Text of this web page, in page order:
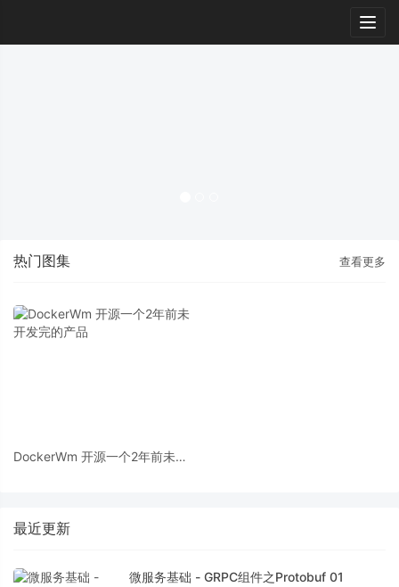
热门图集 查看更多
DockerWm 开源一个2年前未开
最近更新
微服务基础 - GRPC组件之Protobuf 01